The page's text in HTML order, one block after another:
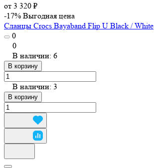
от 3 320 ₽
-17% Выгодная цена
Сланцы Crocs Bayaband Flip U Black / White
0
0
В наличии: 6
В корзину
В наличии: 3
В корзину